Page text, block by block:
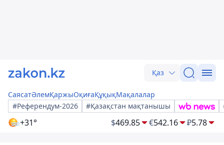
Қаз
СаясатӘлемҚаржыОқиғаҚұқықМақалалар
#Референдум-2026
#Қазақстан мақтанышы
+31° $469.85 €542.16 ₽5.78